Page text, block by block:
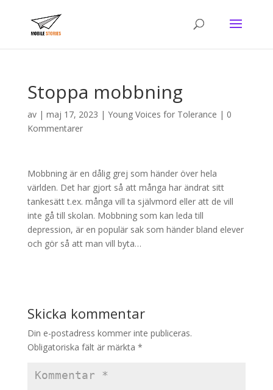
Stoppa mobbning
av | maj 17, 2023 | Young Voices for Tolerance | 0
Kommentarer
Mobbning är en dålig grej som händer över hela
världen. Det har gjort så att många har ändrat sitt
tankesätt t.ex. många vill ta självmord eller att de vill
inte gå till skolan. Mobbning som kan leda till
depression, är en populär sak som händer bland elever
och gör så att man vill byta…
Skicka kommentar
Din e-postadress kommer inte publiceras.
Obligatoriska fält är märkta *